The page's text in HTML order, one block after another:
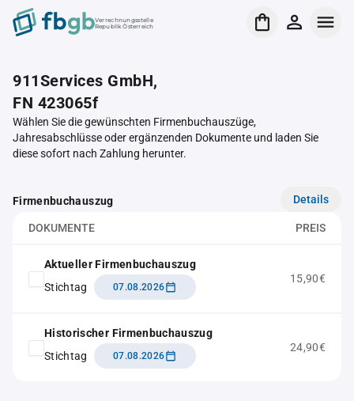
Verrechnungsstelle
Republik Österreich
911Services GmbH,
FN 423065f
Wählen Sie die gewünschten Firmenbuchauszüge,
Jahresabschlüsse oder ergänzenden Dokumente und laden Sie
diese sofort nach Zahlung herunter.
Firmenbuchauszug Details
DOKUMENTE PREIS
Aktueller Firmenbuchauszug
Stichtag
07.08.2026
15,90€
Historischer Firmenbuchauszug
Stichtag
07.08.2026
24,90€